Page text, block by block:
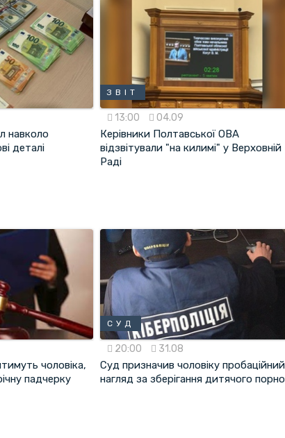
навколо
деталі
ЗВІТ
13:00 04.09
Керівники Полтавської ОВА
відзвітували "на килимі" у Верховній
Раді
чоловіка,
падчерку
СУД
20:00 31.08
Суд призначив чоловіку пробаційний
нагляд за зберігання дитячого порно